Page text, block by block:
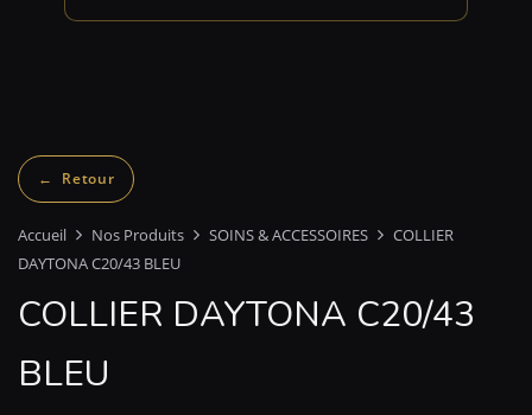
Accueil Nos Produits SOINS & ACCESSOIRES
COLLIER
DAYTONA C20/43 BLEU
COLLIER DAYTONA C20/43
BLEU